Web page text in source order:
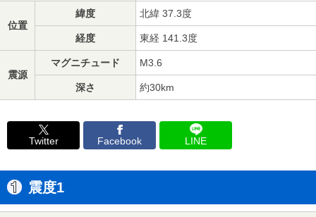
位置
緯度 北緯 37.3度
経度 東経 141.3度
震源
マグニチュード M3.6
深さ 約30km
Twitter Facebook LINE
震度1